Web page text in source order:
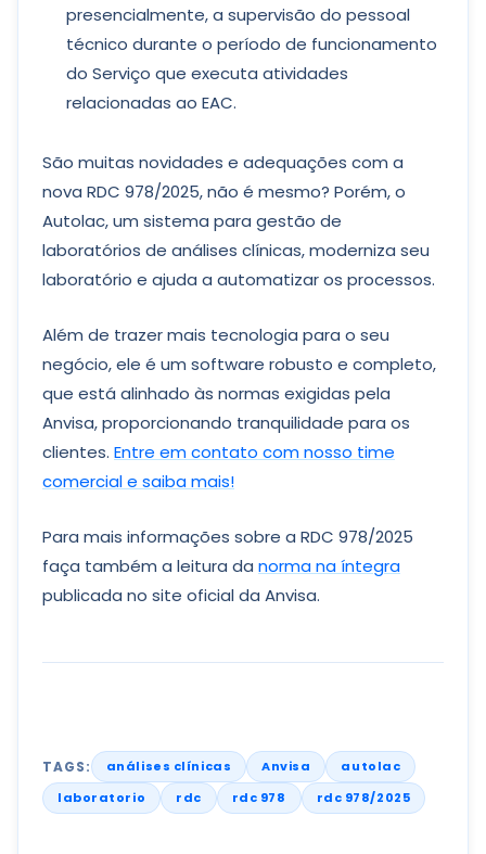
presencialmente, a supervisão do pessoal
técnico durante o período de funcionamento
do Serviço que executa atividades
relacionadas ao EAC.
São muitas novidades e adequações com a
nova RDC 978/2025, não é mesmo? Porém, o
Autolac, um sistema para gestão de
laboratórios de análises clínicas, moderniza seu
laboratório e ajuda a automatizar os processos.
Além de trazer mais tecnologia para o seu
negócio, ele é um software robusto e completo,
que está alinhado às normas exigidas pela
Anvisa, proporcionando tranquilidade para os
clientes. Entre em contato com nosso time
comercial e saiba mais!
Para mais informações sobre a RDC 978/2025
faça também a leitura da norma na íntegra
publicada no site oficial da Anvisa.
TAGS: análises clínicas Anvisa
autolac
laboratorio
rdc rdc 978 rdc 978/2025